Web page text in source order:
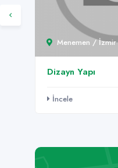
Menemen / İzmir
Dizayn Yapı
İncele